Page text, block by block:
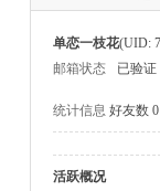
单恋一枝花(UID:
邮箱状态
已验证
统计信息 好友数 0
活跃概况